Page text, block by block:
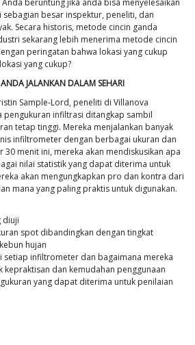
beruntung jika anda bisa menyelesaikan
sebagian besar inspektur, peneliti, dan
Secara historis, metode cincin ganda
sekarang lebih menerima metode cincin
peringatan bahwa lokasi yang cukup
yang cukup?
JALANKAN DALAM SEHARI
Sample-Lord, peneliti di Villanova
pengukuran infiltrasi ditangkap sambil
tetap tinggi. Mereka menjalankan banyak
infiltrometer dengan berbagai ukuran dan
30 menit ini, mereka akan mendiskusikan apa
nilai statistik yang dapat diterima untuk
akan mengungkapkan pro dan kontra dari
mana yang paling praktis untuk digunakan.
diuji
spot dibandingkan dengan tingkat
hujan
setiap infiltrometer dan bagaimana mereka
kepraktisan dan kemudahan penggunaan
yang dapat diterima untuk penilaian